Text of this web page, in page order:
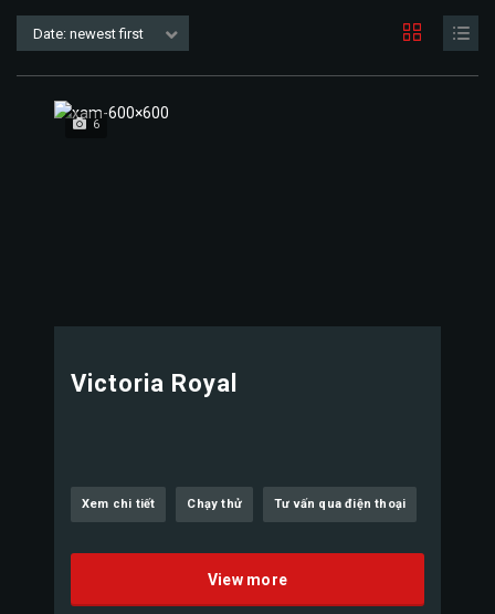
Date: newest first
6
Victoria Royal
Xem chi tiết Chạy thử Tư vấn qua điện thoại
View more